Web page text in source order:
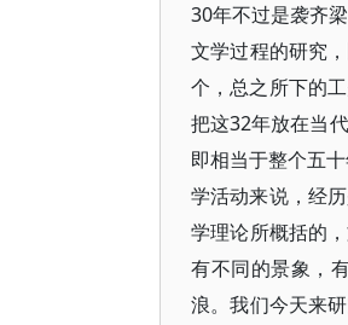
30年不过是袭齐
文学过程的研究
个，总之所下的
把这32年放在当
即相当于整个五
学活动来说，经
学理论所概括的
有不同的景象，
浪。我们今天来